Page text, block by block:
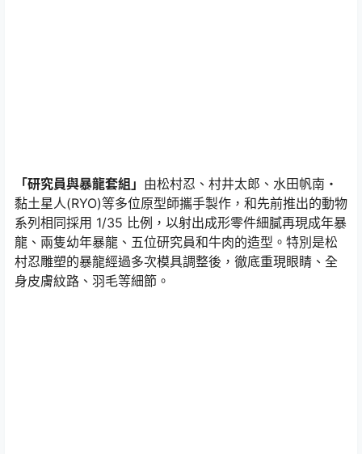
「研究員與暴龍套組」 由松村忍、村井太郎、水田帆南・
黏土星人(RYO)等多位原型師攜手製作，和先前推出的動物
系列相同採用 1/35 比例，以射出成形零件細膩再現成年暴
龍、兩隻幼年暴龍、五位研究員和牛肉的造型。特別是松
村忍雕塑的暴龍經過多次模具調整後，徹底重現眼睛、全
身皮膚紋路、羽毛等細節。